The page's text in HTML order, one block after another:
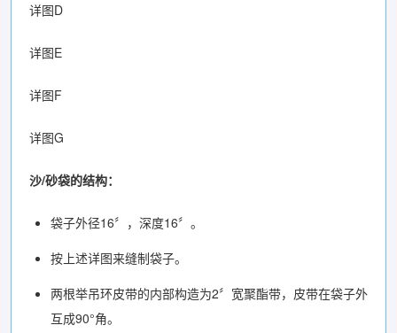
详图D
详图E
详图F
详图G
沙/砂袋的结构：
袋子外径16〞，深度16〞。
按上述详图来缝制袋子。
两根举吊环皮带的内部构造为2〞宽聚酯带，皮带在袋子外
互成90°角。